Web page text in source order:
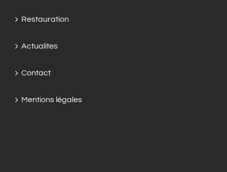
Restauration
Actualites
Contact
Mentions légales